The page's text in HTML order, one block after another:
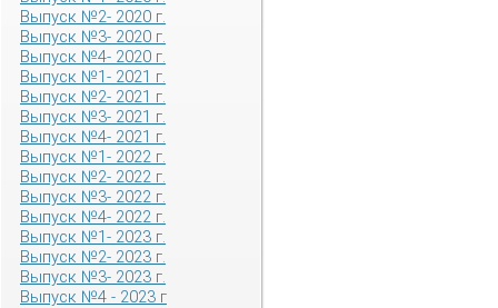
Выпуск №2- 2020 г.
Выпуск №3- 2020 г.
Выпуск №4- 2020 г.
Выпуск №1- 2021 г.
Выпуск №2- 2021 г.
Выпуск №3- 2021 г.
Выпуск №4- 2021 г.
Выпуск №1- 2022 г.
Выпуск №2- 2022 г.
Выпуск №3- 2022 г.
Выпуск №4- 2022 г.
Выпуск №1- 2023 г.
Выпуск №2- 2023 г.
Выпуск №3- 2023 г.
Выпуск №4 - 2023 г